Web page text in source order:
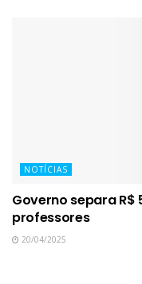
NOTÍCIAS
Governo separa
professores
20/04/2025